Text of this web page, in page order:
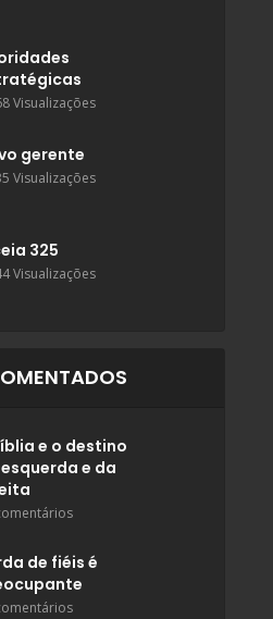
Visualizações
gerente
Visualizações
325
Visualizações
e o destino
e da
de fiéis é